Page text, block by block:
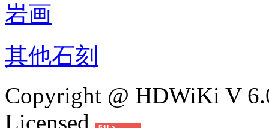
岩画
其他石刻
Copyright @ HDWiKi V
Licensed